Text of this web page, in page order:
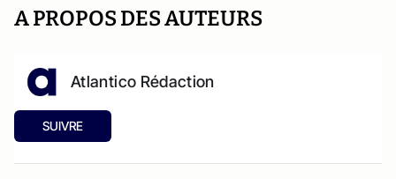
A PROPOS DES AUTEURS
Atlantico Rédaction
SUIVRE